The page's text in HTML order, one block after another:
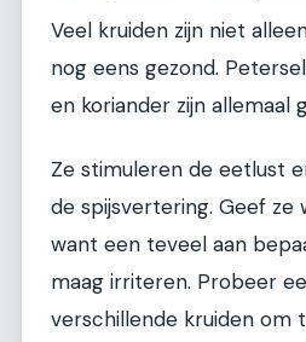
Veel kruiden zijn niet
nog eens gezond.
en koriander zijn allemaal
Ze stimuleren de eetlust
de spijsvertering. Geef ze
want een teveel aan
maag irriteren. Probeer
verschillende kruiden om